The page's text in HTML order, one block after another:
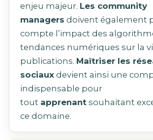
enjeu majeur. Les community
managers doivent également
compte l’impact des
tendances numériques sur la
publications. Maîtriser les
sociaux devient ainsi une
indispensable pour
tout apprenant souhaitant
ce domaine.